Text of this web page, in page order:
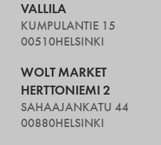
VALLILA
KUMPULANTIE 15
00510HELSINKI
WOLT MARKET
HERTTONIEMI 2
SAHAAJANKATU 44
00880HELSINKI